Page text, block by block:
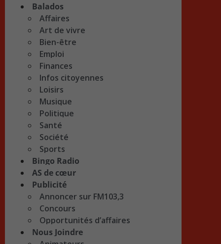
Balados
Affaires
Art de vivre
Bien-être
Emploi
Finances
Infos citoyennes
Loisirs
Musique
Politique
Santé
Société
Sports
Bingo Radio
AS de cœur
Publicité
Annoncer sur FM103,3
Concours
Opportunités d’affaires
Nous Joindre